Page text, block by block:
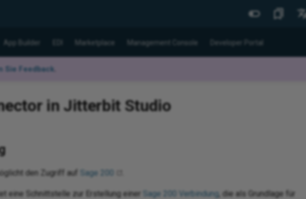
Weitere Websites
Jitterbit Website
English
App Builder Marketplace Management Console Developer Portal
Sie Feedback
in Jitterbit Studio
den Zugriff auf Sage 200
eine Schnittstelle zur Erstellung einer Sage 200 Verbindung, die als Grundlage für